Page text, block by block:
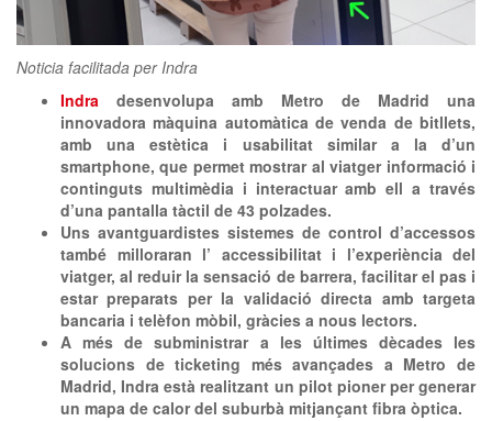
Noticia facilitada per Indra
Indra desenvolupa amb Metro de Madrid una
innovadora màquina automàtica de venda de bitllets,
amb una estètica i usabilitat similar a la d’un
smartphone, que permet mostrar al viatger informació i
continguts multimèdia i interactuar amb ell a través
d’una pantalla tàctil de 43 polzades.
Uns avantguardistes sistemes de control d’accessos
també milloraran l’ accessibilitat i l’experiència del
viatger, al reduir la sensació de barrera, facilitar el pas i
estar preparats per la validació directa amb targeta
bancaria i telèfon mòbil, gràcies a nous lectors.
A més de subministrar a les últimes dècades les
solucions de ticketing més avançades a Metro de
Madrid, Indra està realitzant un pilot pioner per generar
un mapa de calor del suburbà mitjançant fibra òptica.